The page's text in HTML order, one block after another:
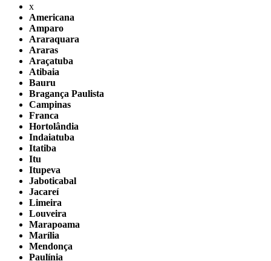
x
Americana
Amparo
Araraquara
Araras
Araçatuba
Atibaia
Bauru
Bragança Paulista
Campinas
Franca
Hortolândia
Indaiatuba
Itatiba
Itu
Itupeva
Jaboticabal
Jacareí
Limeira
Louveira
Marapoama
Marília
Mendonça
Paulínia